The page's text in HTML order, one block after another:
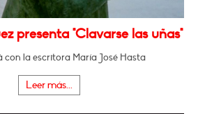
presenta "Clavarse las uñas"
con la escritora María José Hasta
Leer más...